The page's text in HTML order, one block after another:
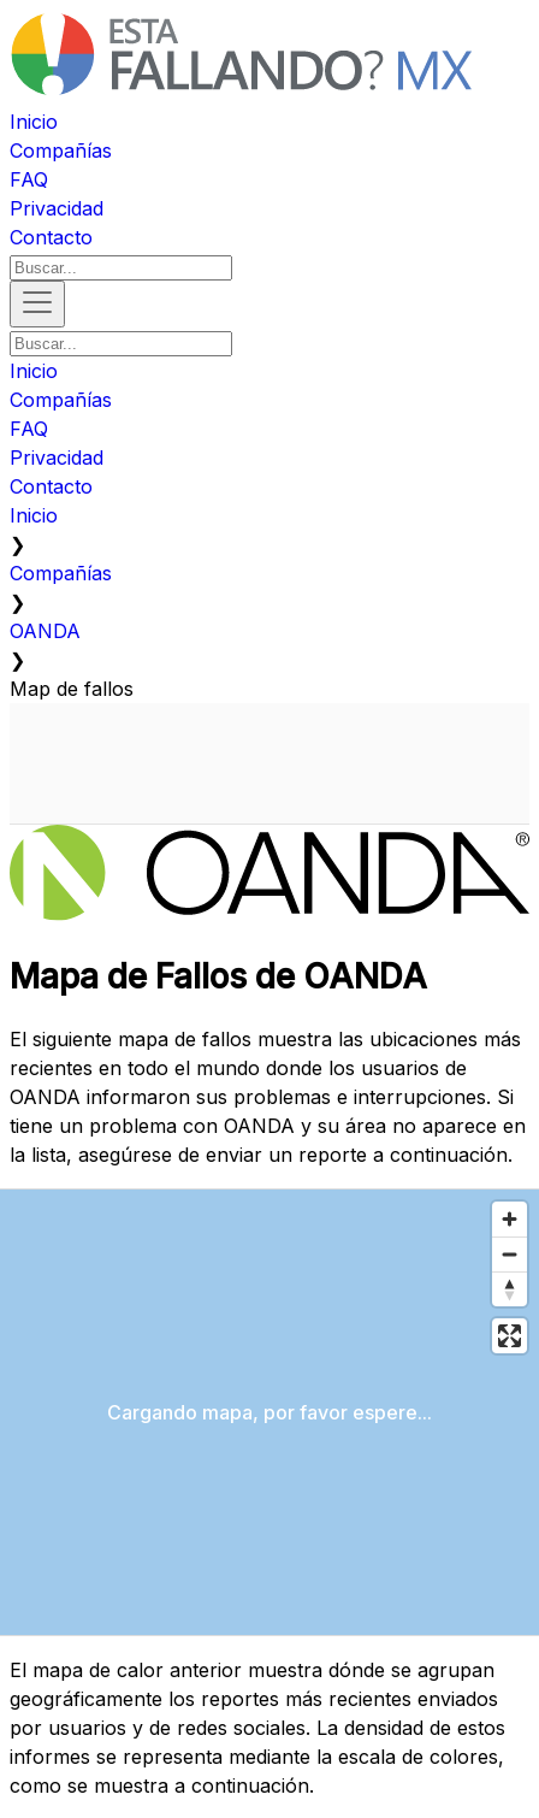
Inicio
Compañías
FAQ
Privacidad
Contacto
Inicio
Compañías
FAQ
Privacidad
Contacto
Inicio
❯
Compañías
❯
OANDA
❯
Map de fallos
Mapa de Fallos de OANDA
El siguiente mapa de fallos muestra las ubicaciones más
recientes en todo el mundo donde los usuarios de
OANDA informaron sus problemas e interrupciones. Si
tiene un problema con OANDA y su área no aparece en
la lista, asegúrese de enviar un reporte a continuación.
Cargando mapa, por favor espere...
El mapa de calor anterior muestra dónde se agrupan
geográficamente los reportes más recientes enviados
por usuarios y de redes sociales. La densidad de estos
informes se representa mediante la escala de colores,
como se muestra a continuación.